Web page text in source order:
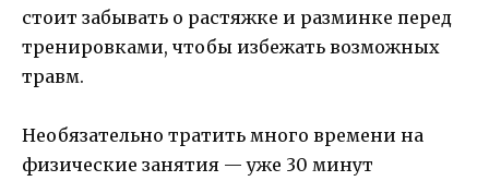
стоит забывать о растяжке и разминке перед
тренировками, чтобы избежать возможных
травм.
Необязательно тратить много времени на
физические занятия — уже 30 минут